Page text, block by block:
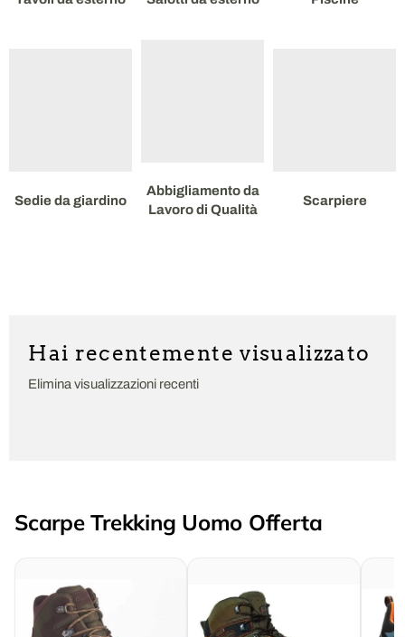
Sedie da giardino
Abbigliamento da
Lavoro di Qualità
Scarpiere
Hai recentemente visualizzato
Elimina visualizzazioni recenti
Scarpe Trekking Uomo Offerta